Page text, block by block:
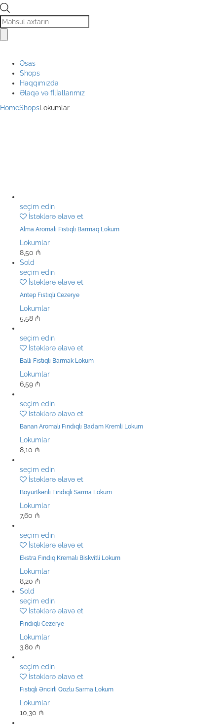
Products
search
Əsas
Shops
Haqqımızda
Əlaqə və fİlİallarımız
HomeShopsLokumlar
seçim edin
İstəklərə əlavə et
Alma Aromalı Fıstıqlı Barmaq Lokum
Lokumlar
8,50 ₼
Sold
seçim edin
İstəklərə əlavə et
Antep Fıstıqlı Cezerye
Lokumlar
5,58 ₼
seçim edin
İstəklərə əlavə et
Ballı Fıstıqlı Barmak Lokum
Lokumlar
6,59 ₼
seçim edin
İstəklərə əlavə et
Banan Aromalı Fındıqlı Badam Kremli Lokum
Lokumlar
8,10 ₼
seçim edin
İstəklərə əlavə et
Böyürtkənli Fındıqlı Sarma Lokum
Lokumlar
7,60 ₼
seçim edin
İstəklərə əlavə et
Ekstra Fındıq Kremalı Biskvitli Lokum
Lokumlar
8,20 ₼
Sold
seçim edin
İstəklərə əlavə et
Fındıqlı Cezerye
Lokumlar
3,80 ₼
seçim edin
İstəklərə əlavə et
Fıstıqlı Əncirli Qozlu Sarma Lokum
Lokumlar
10,30 ₼